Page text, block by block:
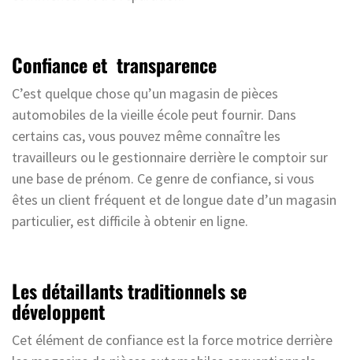
Confiance et transparence
C’est quelque chose qu’un magasin de pièces
automobiles de la vieille école peut fournir. Dans
certains cas, vous pouvez même connaître les
travailleurs ou le gestionnaire derrière le comptoir sur
une base de prénom. Ce genre de confiance, si vous
êtes un client fréquent et de longue date d’un magasin
particulier, est difficile à obtenir en ligne.
Les détaillants traditionnels se
développent
Cet élément de confiance est la force motrice derrière